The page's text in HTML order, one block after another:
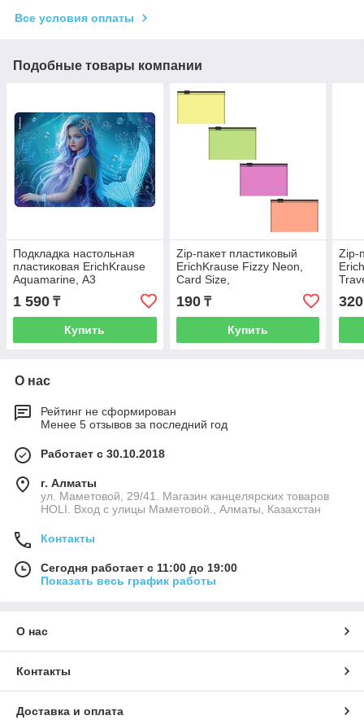
Все условия оплаты
Подобные товары компании
Подкладка настольная
пластиковая ErichKrause
Aquamarine, А3
1 590 ₸
Купить
Zip-пакет пластиковый
ErichKrause Fizzy Neon,
Card Size,
полупрозрачный, ассорти
(в пакете по 12 шт.
190₸
Купить
Zip-
шт.)
320
О нас
Рейтинг не сформирован
Менее 5 отзывов за последний год
Работает с 30.10.2018
г. Алматы
ул. Маметовой, 29/41. Магазин канцелярских товаров
HOLI. Вход с улицы Маметовой., Алматы, Казахстан
Контакты
Сегодня работает с 11:00 до 19:00
Показать весь график работы
О нас
Контакты
Доставка и оплата